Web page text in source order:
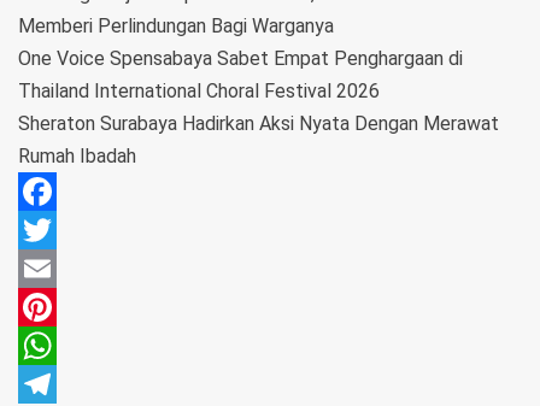
Memberi Perlindungan Bagi Warganya
One Voice Spensabaya Sabet Empat Penghargaan di
Thailand International Choral Festival 2026
Sheraton Surabaya Hadirkan Aksi Nyata Dengan Merawat
Rumah Ibadah
Facebook
Twitter
Email
Pinterest
WhatsApp